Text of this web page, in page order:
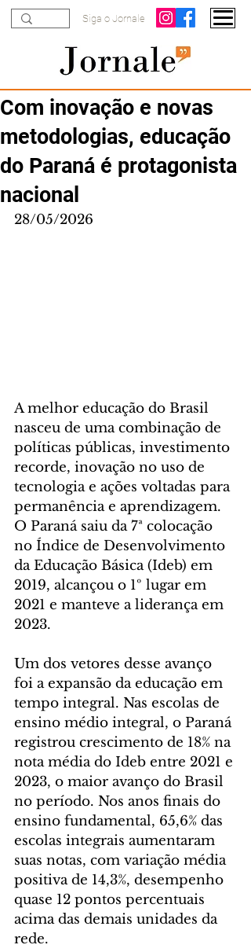
Siga o Jornale
Com inovação e novas
metodologias, educação
do Paraná é protagonista
nacional
28/05/2026
A melhor educação do Brasil
nasceu de uma combinação de
políticas públicas, investimento
recorde, inovação no uso de
tecnologia e ações voltadas para
permanência e aprendizagem.
O Paraná saiu da 7ª colocação
no Índice de Desenvolvimento
da Educação Básica (Ideb) em
2019, alcançou o 1º lugar em
2021 e manteve a liderança em
2023.
Um dos vetores desse avanço
foi a expansão da educação em
tempo integral. Nas escolas de
ensino médio integral, o Paraná
registrou crescimento de 18% na
nota média do Ideb entre 2021 e
2023, o maior avanço do Brasil
no período. Nos anos finais do
ensino fundamental, 65,6% das
escolas integrais aumentaram
suas notas, com variação média
positiva de 14,3%, desempenho
quase 12 pontos percentuais
acima das demais unidades da
rede.